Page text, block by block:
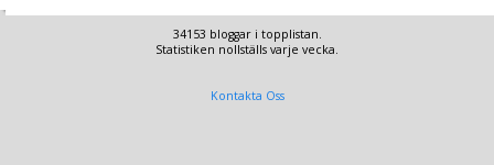
34153 bloggar i topplistan.
Statistiken nollställs varje vecka.
Kontakta Oss